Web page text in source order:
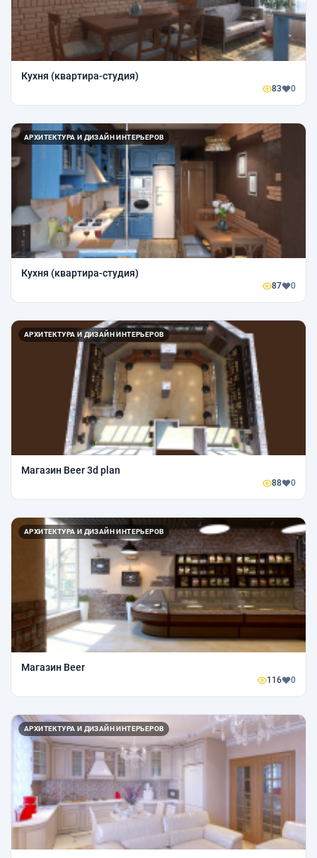
Кухня (квартира-студия)
83 0
АРХИТЕКТУРА И ДИЗАЙН ИНТЕРЬЕРОВ
Кухня (квартира-студия)
87 0
АРХИТЕКТУРА И ДИЗАЙН ИНТЕРЬЕРОВ
Магазин Beer 3d plan
88 0
АРХИТЕКТУРА И ДИЗАЙН ИНТЕРЬЕРОВ
Магазин Beer
116 0
АРХИТЕКТУРА И ДИЗАЙН ИНТЕРЬЕРОВ